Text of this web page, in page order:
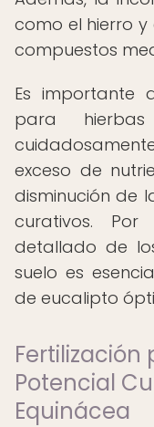
como el hierro y
compuestos
Es importante
para
exceso de
disminución de
curativos.
detallado de
suelo es
de eucalipto
Fertilización
Potencial
Equinácea